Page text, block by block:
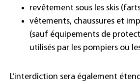
revêtement sous les skis
vêtements, chaussures et
(sauf équipements de
utilisés par les pompiers ou
L’interdiction sera également